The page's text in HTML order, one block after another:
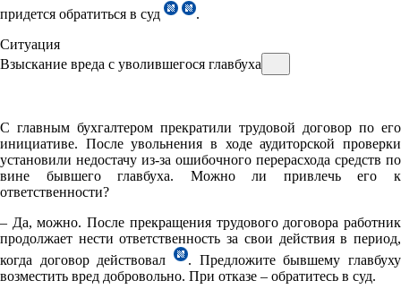
придется обратиться в суд
.
Ситуация
Взыскание вреда с уволившегося главбуха
С главным бухгалтером прекратили трудовой договор по его
инициативе. После увольнения в ходе аудиторской проверки
установили недостачу из-за ошибочного перерасхода средств по
вине бывшего главбуха. Можно ли привлечь его к
ответственности?
– Да, можно. После прекращения трудового договора работник
продолжает нести ответственность за свои действия в период,
когда договор действовал
. Предложите бывшему главбуху
возместить вред добровольно. При отказе – обратитесь в суд.